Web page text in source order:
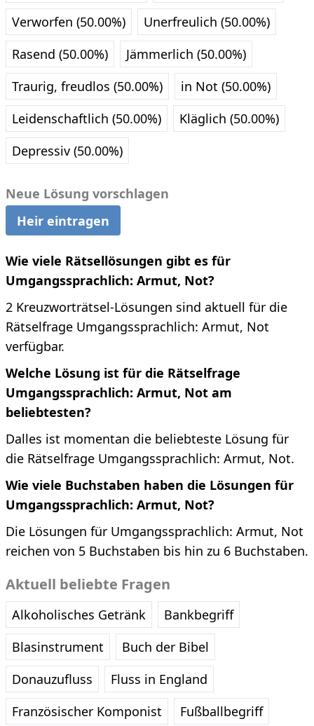
Verworfen (50.00%)
Unerfreulich (50.00%)
Rasend (50.00%)
Jämmerlich (50.00%)
Traurig, freudlos (50.00%)
in Not (50.00%)
Leidenschaftlich (50.00%)
Kläglich (50.00%)
Depressiv (50.00%)
Neue Lösung vorschlagen
Heir eintragen
Wie viele Rätsellösungen gibt es für
Umgangssprachlich: Armut, Not?
2 Kreuzworträtsel-Lösungen sind aktuell für die
Rätselfrage Umgangssprachlich: Armut, Not
verfügbar.
Welche Lösung ist für die Rätselfrage
Umgangssprachlich: Armut, Not am
beliebtesten?
Dalles ist momentan die beliebteste Lösung für
die Rätselfrage Umgangssprachlich: Armut, Not.
Wie viele Buchstaben haben die Lösungen für
Umgangssprachlich: Armut, Not?
Die Lösungen für Umgangssprachlich: Armut, Not
reichen von 5 Buchstaben bis hin zu 6 Buchstaben.
Aktuell beliebte Fragen
Alkoholisches Getränk
Bankbegriff
Blasinstrument
Buch der Bibel
Donauzufluss
Fluss in England
Französischer Komponist
Fußballbegriff